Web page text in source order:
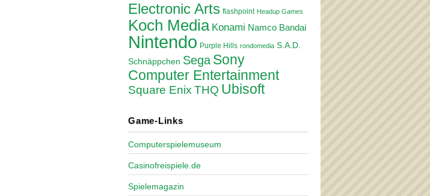
Electronic Arts flashpoint Headup Games
Koch Media Konami Namco Bandai
Nintendo Purple Hills rondomedia S.A.D.
Schnäppchen Sega Sony
Computer Entertainment
Square Enix THQ Ubisoft
Game-Links
Computerspielemuseum
Casinofreispiele.de
Spielemagazin